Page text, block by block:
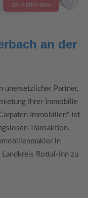
an der
unersetzlicher Partner,
Ihrer Immobilie
Immobilien" ist
Transaktion.
in
Landkreis Rottal-Inn zu